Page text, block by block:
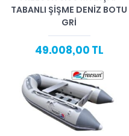
TABANLI ŞIŞME DENIZ BOTU
GRI
49.008,00 TL